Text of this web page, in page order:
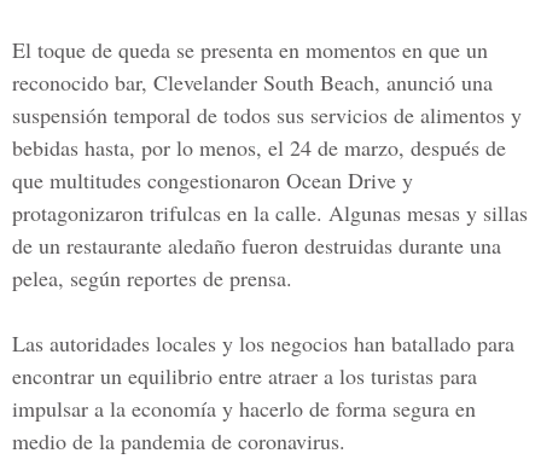
El toque de queda se presenta en momentos en que un
reconocido bar, Clevelander South Beach, anunció una
suspensión temporal de todos sus servicios de alimentos y
bebidas hasta, por lo menos, el 24 de marzo, después de
que multitudes congestionaron Ocean Drive y
protagonizaron trifulcas en la calle. Algunas mesas y sillas
de un restaurante aledaño fueron destruidas durante una
pelea, según reportes de prensa.
Las autoridades locales y los negocios han batallado para
encontrar un equilibrio entre atraer a los turistas para
impulsar a la economía y hacerlo de forma segura en
medio de la pandemia de coronavirus.